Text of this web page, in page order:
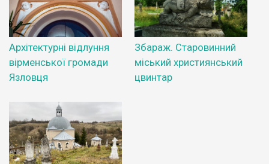
Архітектурні відлуння
вірменської громади
Язловця
Збараж. Старовинний
міський християнський
цвинтар